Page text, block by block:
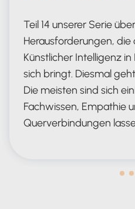
Teil 14 unserer Serie
Herausforderungen, die
Künstlicher Intelligenz
sich bringt. Diesmal
Die meisten sind sich
Fachwissen, Empathie
Querverbindungen